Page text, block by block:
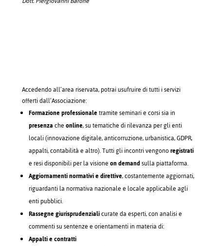
Accedendo all’area riservata, potrai usufruire di tutti i servizi
offerti dall’Associazione:
Formazione professionaletramite seminari e corsi sia in
presenzacheonline, su tematiche di rilevanza per gli enti
locali (innovazione digitale, anticorruzione, urbanistica, GDPR,
appalti, contabilità e altro). Tutti gli incontri vengonoregistrati
e resi disponibili per la visioneon demandsulla piattaforma.
Aggiornamenti normativi e direttive, costantemente aggiornati,
riguardanti la normativa nazionale e locale applicabile agli
enti pubblici.
Rassegne giurisprudenzialicurate da esperti, con analisi e
commenti su sentenze e orientamenti in materia di:
Appalti e contratti